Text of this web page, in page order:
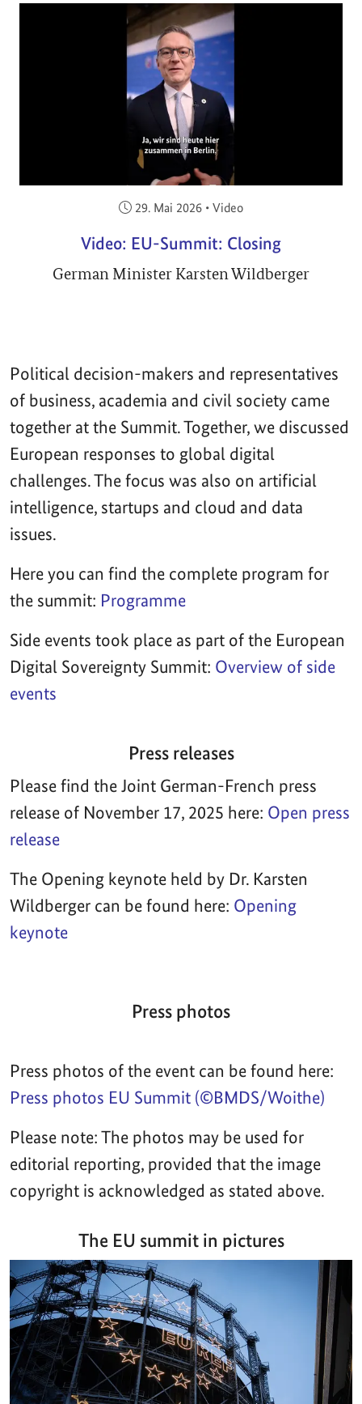
Veröffentlicht am:
29. Mai 2026 • Video
Video: EU-Summit: Closing
German Minister Karsten Wildberger
Political decision-makers and representatives
of business, academia and civil society came
together at the Summit. Together, we discussed
European responses to global digital
challenges. The focus was also on artificial
intelligence, startups and cloud and data
issues.
Here you can find the complete program for
the summit: Programme
Side events took place as part of the European
Digital Sovereignty Summit: Overview of side
events
Press releases
Please find the Joint German-French press
release of November 17, 2025 here: Open press
release
The Opening keynote held by Dr. Karsten
Wildberger can be found here: Opening
keynote
Press photos
Press photos of the event can be found here:
Press photos EU Summit (©BMDS/Woithe)
Please note: The photos may be used for
editorial reporting, provided that the image
copyright is acknowledged as stated above.
The EU summit in pictures